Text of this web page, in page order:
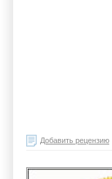
Добавить рецензию